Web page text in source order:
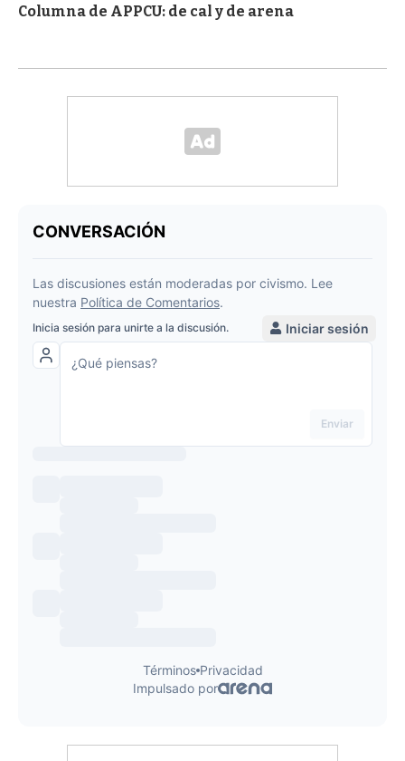
Columna de APPCU: de cal y de arena